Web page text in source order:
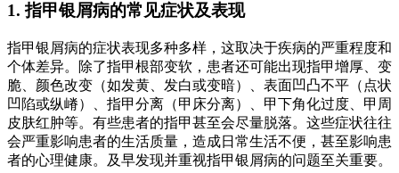
1. 指甲银屑病的常见症状及表现
指甲银屑病的症状表现多种多样，这取决于疾病的严重程度和
个体差异。除了指甲根部变软，患者还可能出现指甲增厚、变
脆、颜色改变（如发黄、发白或变暗）、表面凹凸不平（点状
凹陷或纵嵴）、指甲分离（甲床分离）、甲下角化过度、甲周
皮肤红肿等。有些患者的指甲甚至会尽量脱落。这些症状往往
会严重影响患者的生活质量，造成日常生活不便，甚至影响患
者的心理健康。及早发现并重视指甲银屑病的问题至关重要。